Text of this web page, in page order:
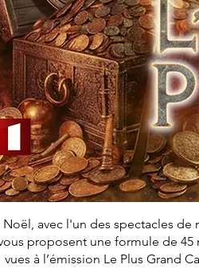
Noël, avec l'un des spectacles
proposent une formule de 45
à l’émission Le Plus Grand